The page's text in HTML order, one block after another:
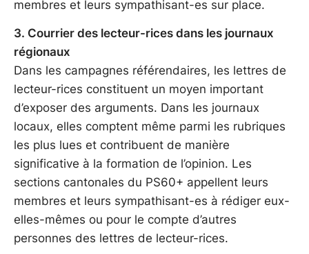
membres et leurs sympathisant-es sur place.
3. Courrier des lecteur-rices dans les journaux
régionaux
Dans les campagnes référendaires, les lettres de
lecteur-rices constituent un moyen important
d’exposer des arguments. Dans les journaux
locaux, elles comptent même parmi les rubriques
les plus lues et contribuent de manière
significative à la formation de l’opinion. Les
sections cantonales du PS60+ appellent leurs
membres et leurs sympathisant-es à rédiger eux-
elles-mêmes ou pour le compte d’autres
personnes des lettres de lecteur-rices.